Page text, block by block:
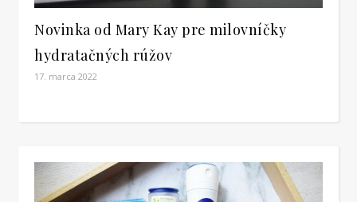
Novinka od Mary Kay pre milovníčky
hydratačných rúžov
17. marca 2022